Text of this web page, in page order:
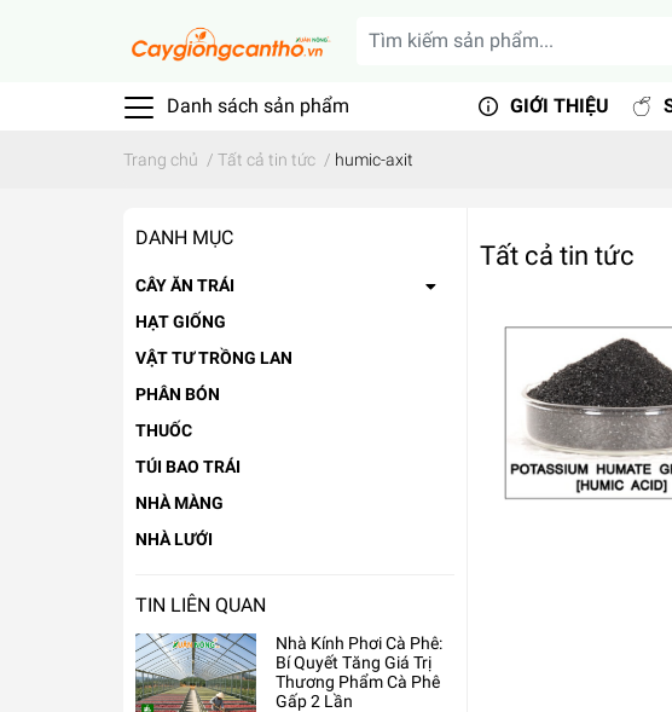
Danh sách sản phẩm GIỚI THIỆU
Trang chủ / Tất cả tin tức / humic-axit
DANH MỤC
CÂY ĂN TRÁI
HẠT GIỐNG
VẬT TƯ TRỒNG LAN
PHÂN BÓN
THUỐC
TÚI BAO TRÁI
NHÀ MÀNG
NHÀ LƯỚI
TIN LIÊN QUAN
Nhà Kính Phơi Cà Phê:
Bí Quyết Tăng Giá Trị
Thương Phẩm Cà Phê
Gấp 2 Lần
Tất cả tin tức